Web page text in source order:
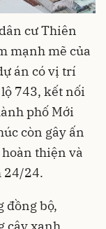
cư Thiên
mạnh mẽ của
án có vị trí
743, kết nối
phố Mới
còn gây ấn
thiện và
24/24.
đồng bộ,
cây xanh,